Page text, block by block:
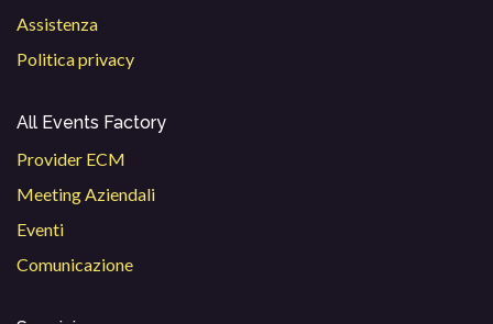
Assistenza
Politica privacy
All Events Factory
Provider ECM
Meeting Aziendali
Eventi
Comunicazione